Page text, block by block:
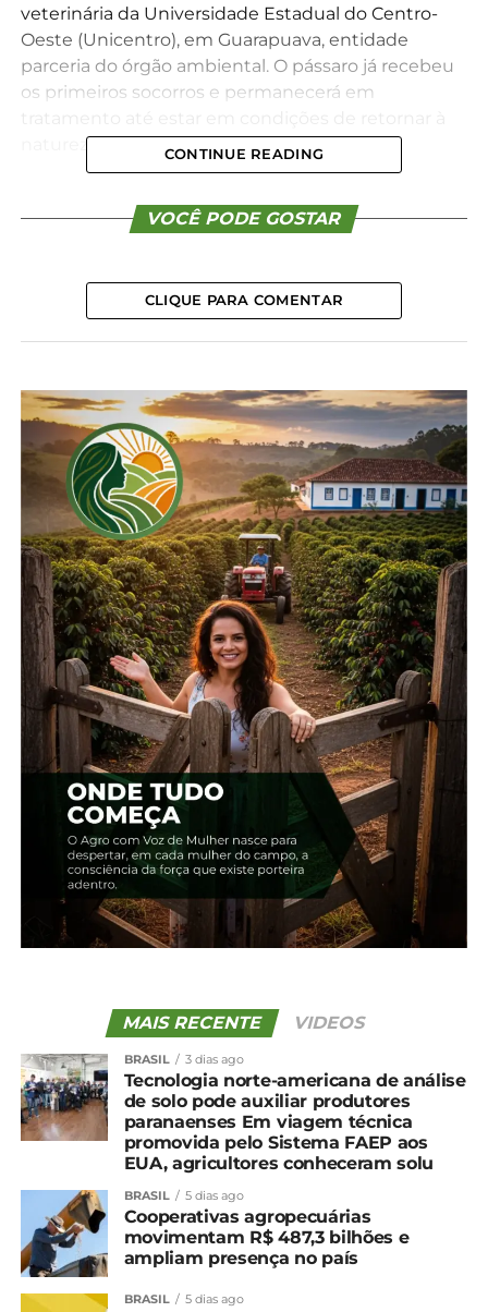
veterinária da Universidade Estadual do Centro-
Oeste (Unicentro), em Guarapuava, entidade
parceria do órgão ambiental. O pássaro já recebeu
os primeiros socorros e permanecerá em
natureza.
conhecida como maria-faceira ou garça-flauta-do-
abertas, principalmente nas margens de lagoas e
açudes, e procura construir ninhos em árvores
altas. Se alimenta principalmente de peixes, além
pequenos sapos e cobras. Seu dorso corporal é
cinza-claro, com plumagens amareladas no
pescoço, e possui uma mancha azul-violeta na
ponta do bico róseo.
O Centro de Apoio à Fauna Silvestre (CAFS) é um
local preparado para receber, identificar, marcar,
triar, avaliar, e estabelecer tratamento veterinário
para animais acolhidos por órgão ambiental em
ações de fiscalização, resgates ou entrega
voluntária por particulares. A permanência dos
animais depende do tempo necessário para sua
recuperação. O destino pode ser a soltura no
habitat natural ou, quando é um risco devolvê-los à
natureza, são encaminhados a criadouros
habilitados pelo IAT, ou mantenedores individuais,
igualmente habilitados.
São quatro unidades do Estado, resultado de
parcerias do órgão ambiental com o Centro
Universitário Filadélfia (Unifil), de Londrina;
Universidade Estadual do Centro-Oeste do Paraná
Compartilhe isso:
Facebook 18+
Relacionado
Pitanga recebe curso de
CONTINUE READING
VOCÊ PODE GOSTAR
CLIQUE PARA COMENTAR
MAIS RECENTE VIDEOS
BRASIL 3 dias ago
Tecnologia norte-americana de análise
de solo pode auxiliar produtores
paranaenses Em viagem técnica
promovida pelo Sistema FAEP aos
EUA, agricultores conheceram solu
BRASIL 5 dias ago
Cooperativas agropecuárias
movimentam R$ 487,3 bilhões e
ampliam presença no país
BRASIL 5 dias ago